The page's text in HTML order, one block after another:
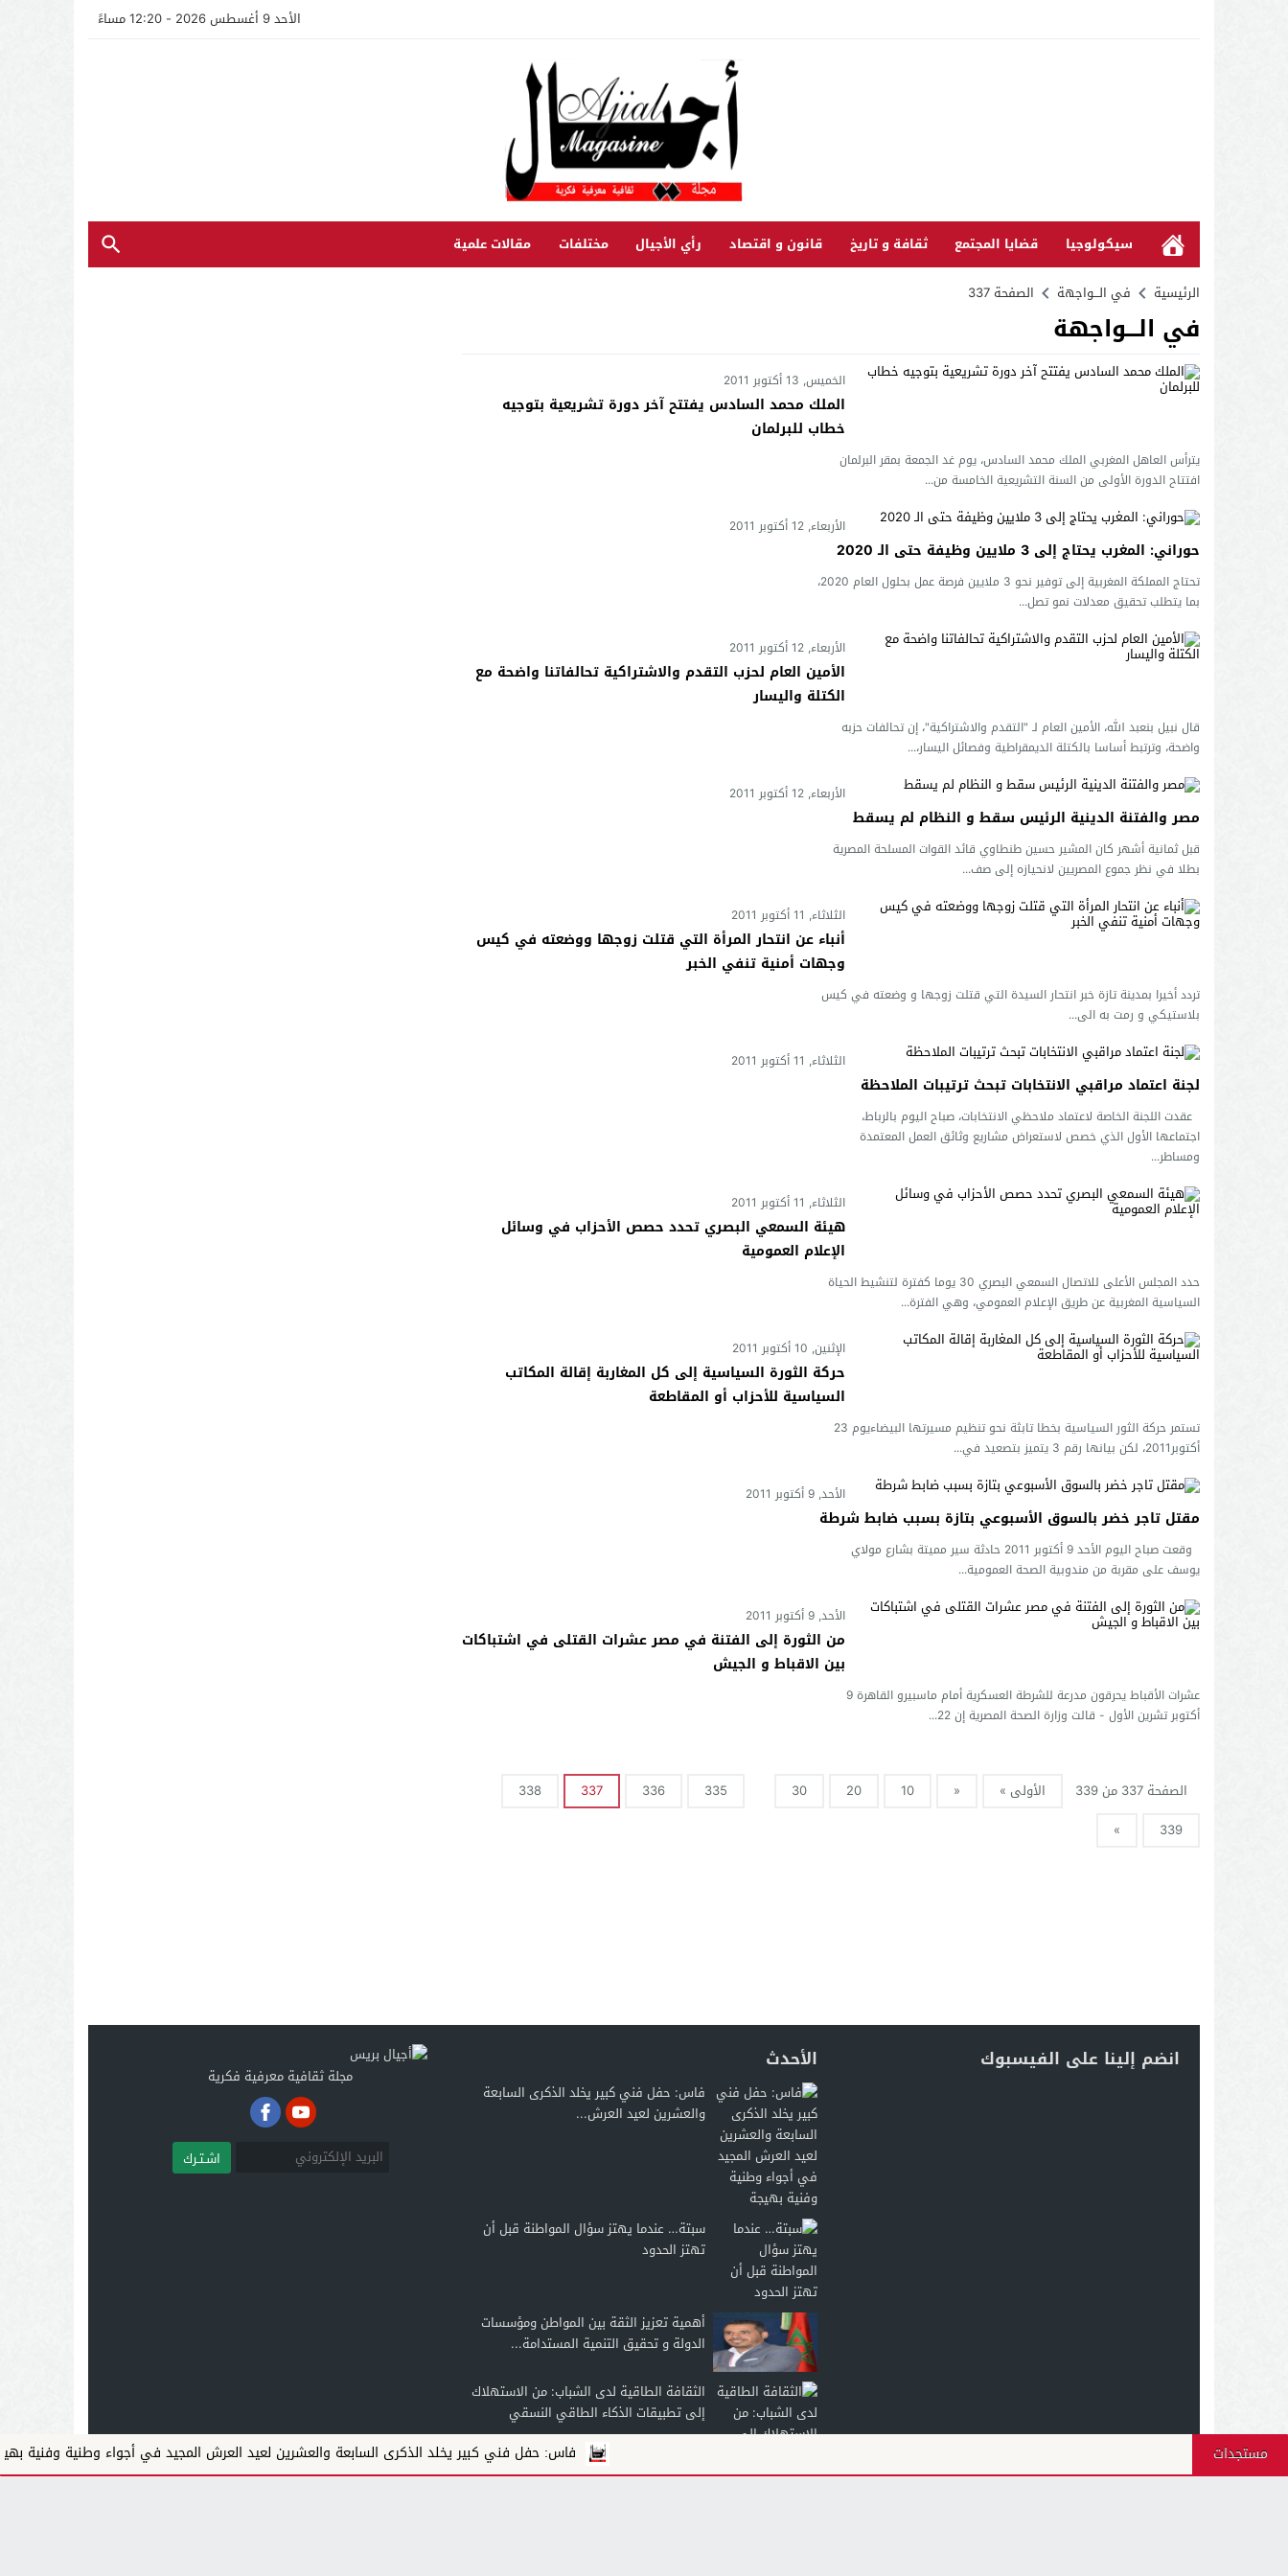
الأحد 9 أغسطس 2026 - 12:20 مساءً
سيكولوجيا قضايا المجتمع ثقافة و تاريخ قانون و اقتصاد رأي الأجيال مختلفات مقالات علمية
الرئيسية في الـــواجهة الصفحة 337
في الـــواجهة
الخميس, 13 أكتوبر 2011
الملك محمد السادس يفتتح آخر دورة تشريعية بتوجيه
خطاب للبرلمان
يترأس العاهل المغربي الملك محمد السادس، يوم غد الجمعة بمقر البرلمان
افتتاح الدورة الأولى من السنة التشريعية الخامسة من...
الأربعاء, 12 أكتوبر 2011
حوراني: المغرب يحتاج إلى 3 ملايين وظيفة حتى الـ 2020
تحتاج المملكة المغربية إلى توفير نحو 3 ملايين فرصة عمل بحلول العام 2020،
بما يتطلب تحقيق معدلات نمو تصل...
الأربعاء, 12 أكتوبر 2011
الأمين العام لحزب التقدم والاشتراكية تحالفاتنا واضحة مع
الكتلة واليسار
قال نبيل بنعبد الله، الأمين العام لـ "التقدم والاشتراكية"، إن تحالفات حزبه
واضحة، وترتبط أساسا بالكتلة الديمقراطية وفصائل اليسار،...
الأربعاء, 12 أكتوبر 2011
مصر والفتنة الدينية الرئيس سقط و النظام لم يسقط
قبل ثمانية أشهر كان المشير حسين طنطاوي قائد القوات المسلحة المصرية
بطلا في نظر جموع المصريين لانحيازه إلى صف...
الثلاثاء, 11 أكتوبر 2011
أنباء عن انتحار المرأة التي قتلت زوجها ووضعته في كيس
وجهات أمنية تنفي الخبر
تردد أخيرا بمدينة تازة خبر انتحار السيدة التي قتلت زوجها و وضعته في كيس
بلاستيكي و رمت به الى...
الثلاثاء, 11 أكتوبر 2011
لجنة اعتماد مراقبي الانتخابات تبحث ترتيبات الملاحظة
عقدت اللجنة الخاصة لاعتماد ملاحظي الانتخابات، صباح اليوم بالرباط،
اجتماعها الأول الذي خصص لاستعراض مشاريع وثائق العمل المعتمدة
ومساطر...
الثلاثاء, 11 أكتوبر 2011
هيئة السمعي البصري تحدد حصص الأحزاب في وسائل
الإعلام العمومية
حدد المجلس الأعلى للاتصال السمعي البصري 30 يوما كفترة لتنشيط الحياة
السياسية المغربية عن طريق الإعلام العمومي، وهي الفترة...
الإثنين, 10 أكتوبر 2011
حركة الثورة السياسية إلى كل المغاربة إقالة المكاتب
السياسية للأحزاب أو المقاطعة
تستمر حركة الثور السياسية بخطا تابثة نحو تنظيم مسيرتها البيضاءيوم 23
أكتوبر2011، لكن بيانها رقم 3 يتميز بتصعيد في...
الأحد, 9 أكتوبر 2011
مقتل تاجر خضر بالسوق الأسبوعي بتازة بسبب ضابط شرطة
وقعت صباح اليوم الأحد 9 أكتوبر 2011 حادثة سير مميتة بشارع مولاي
يوسف على مقربة من مندوبية الصحة العمومية...
الأحد, 9 أكتوبر 2011
من الثورة إلى الفتنة في مصر عشرات القتلى في اشتباكات
بين الاقباط و الجيش
عشرات الأقباط يحرقون مدرعة للشرطة العسكرية أمام ماسبيرو القاهرة 9
أكتوبر تشرين الأول - قالت وزارة الصحة المصرية إن 22...
الصفحة 337 من 339 الأولى » «
10
20
30
335
336
337
338
339
»
انضم إلينا على الفيسبوك الأحدث
فاس: حفل فني كبير يخلد الذكرى السابعة
والعشرين لعيد العرش...
سبتة… عندما يهتز سؤال المواطنة قبل أن
تهتز الحدود
أهمية تعزيز الثقة بين المواطن ومؤسسات
الدولة و تحقيق التنمية المستدامة...
الثقافة الطاقية لدى الشباب: من الاستهلاك
إلى تطبيقات الذكاء الطاقي النسقي
مجلة ثقافية معرفية فكرية
اشـتـرك
مستجدات فاس: حفل فني كبير يخلد الذكرى السابعة والعشرين لعيد العرش المجيد في أجواء وطنية وفنية بهيجة